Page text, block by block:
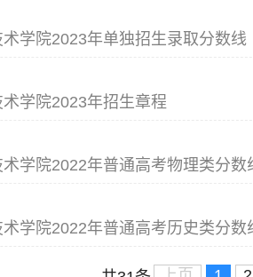
学院2023年单独招生录取分数线
学院2023年招生章程
学院2022年普通高考物理类分数
学院2022年普通高考历史类分数